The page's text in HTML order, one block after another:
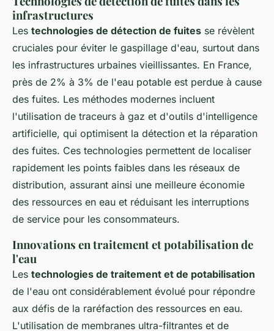
infrastructures
Les technologies de détection de fuites se révèlent
cruciales pour éviter le gaspillage d'eau, surtout dans
les infrastructures urbaines vieillissantes. En France,
près de 2% à 3% de l'eau potable est perdue à cause
des fuites. Les méthodes modernes incluent
l'utilisation de traceurs à gaz et d'outils d'intelligence
artificielle, qui optimisent la détection et la réparation
des fuites. Ces technologies permettent de localiser
rapidement les points faibles dans les réseaux de
distribution, assurant ainsi une meilleure économie
des ressources en eau et réduisant les interruptions
de service pour les consommateurs.
Innovations en traitement et potabilisation de
l'eau
Les technologies de traitement et de potabilisation
de l'eau ont considérablement évolué pour répondre
aux défis de la raréfaction des ressources en eau.
L'utilisation de membranes ultra-filtrantes et de